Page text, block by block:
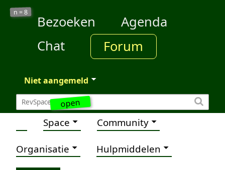
open
n =8
Bezoeken
Agenda
Chat
Forum
Niet aangemeld
Space Community
Organisatie Hulpmiddelen